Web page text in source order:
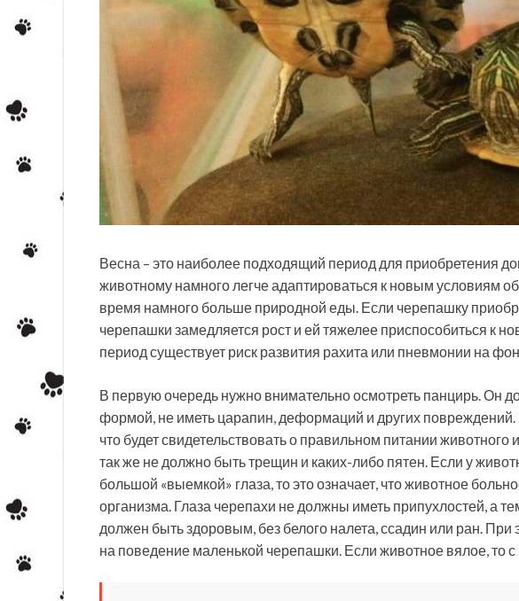
Весна – это наиболее подходящий период для приобретения
животному намного легче адаптироваться к новым условиям
время намного больше природной еды. Если черепашку
черепашки замедляется рост и ей тяжелее приспособиться к
период существует риск развития рахита или пневмонии на
В первую очередь нужно внимательно осмотреть панцирь. Он
формой, не иметь царапин, деформаций и других
что будет свидетельствовать о правильном питании
так же не должно быть трещин и каких-либо пятен. Если у
большой «выемкой» глаза, то это означает, что животное
организма. Глаза черепахи не должны иметь припухлостей, а
должен быть здоровым, без белого налета, ссадин или ран.
на поведение маленькой черепашки. Если животное вялое, то с